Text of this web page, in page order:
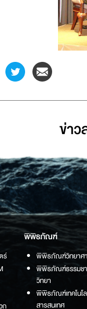
ข่า
ร์
ก
พิพิธภัณฑ์
พิพิธภัณฑ์วิทยาศ
พิพิธภัณฑ์ธรรมช
วิทยา
พิพิธภัณฑ์เทคโนโ
สารสนเทศ